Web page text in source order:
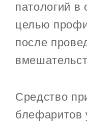
патологий в
целью
после
Средство
блефаритов